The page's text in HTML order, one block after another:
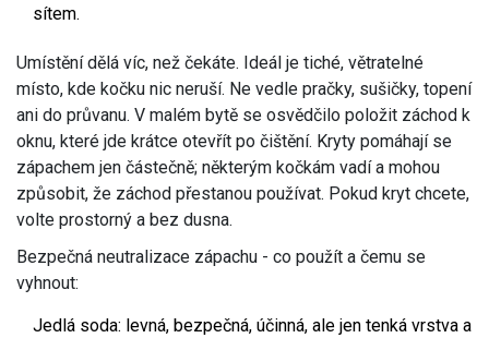
sítem.
Umístění dělá víc, než čekáte. Ideál je tiché, větratelné
místo, kde kočku nic neruší. Ne vedle pračky, sušičky, topení
ani do průvanu. V malém bytě se osvědčilo položit záchod k
oknu, které jde krátce otevřít po čištění. Kryty pomáhají se
zápachem jen částečně; některým kočkám vadí a mohou
způsobit, že záchod přestanou používat. Pokud kryt chcete,
volte prostorný a bez dusna.
Bezpečná neutralizace zápachu - co použít a čemu se
vyhnout:
Jedlá soda: levná, bezpečná, účinná, ale jen tenká vrstva a